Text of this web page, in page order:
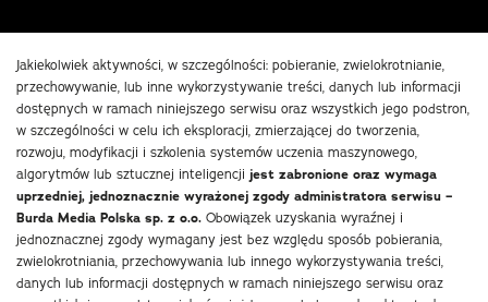
Jakiekolwiek aktywności, w szczególności: pobieranie, zwielokrotnianie,
przechowywanie, lub inne wykorzystywanie treści, danych lub informacji
dostępnych w ramach niniejszego serwisu oraz wszystkich jego podstron,
w szczególności w celu ich eksploracji, zmierzającej do tworzenia,
rozwoju, modyfikacji i szkolenia systemów uczenia maszynowego,
algorytmów lub sztucznej inteligencji jest zabronione oraz wymaga
uprzedniej, jednoznacznie wyrażonej zgody administratora serwisu –
Burda Media Polska sp. z o.o. Obowiązek uzyskania wyraźnej i
jednoznacznej zgody wymagany jest bez względu sposób pobierania,
zwielokrotniania, przechowywania lub innego wykorzystywania treści,
danych lub informacji dostępnych w ramach niniejszego serwisu oraz